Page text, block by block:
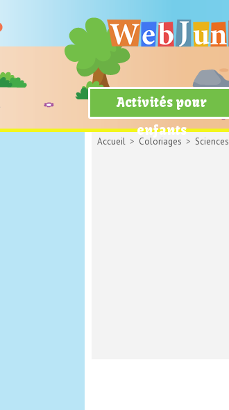
Activités pour
enfants
Accueil > Coloriages > Sciences